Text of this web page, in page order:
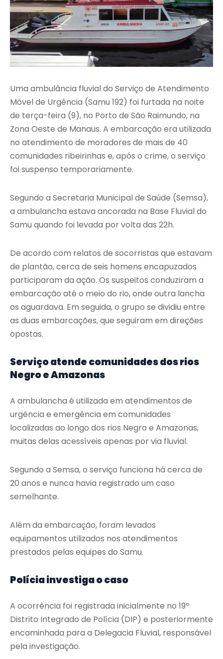
Uma ambulância fluvial do Serviço de Atendimento
Móvel de Urgência (Samu 192) foi furtada na noite
de terça-feira (9), no Porto de São Raimundo, na
Zona Oeste de Manaus. A embarcação era utilizada
no atendimento de moradores de mais de 40
comunidades ribeirinhas e, após o crime, o serviço
foi suspenso temporariamente.
Segundo a Secretaria Municipal de Saúde (Semsa),
a ambulancha estava ancorada na Base Fluvial do
Samu quando foi levada por volta das 22h.
De acordo com relatos de socorristas que estavam
de plantão, cerca de seis homens encapuzados
participaram da ação. Os suspeitos conduziram a
embarcação até o meio do rio, onde outra lancha
os aguardava. Em seguida, o grupo se dividiu entre
as duas embarcações, que seguiram em direções
opostas.
Serviço atende comunidades dos rios
Negro e Amazonas
A ambulancha é utilizada em atendimentos de
urgência e emergência em comunidades
localizadas ao longo dos rios Negro e Amazonas,
muitas delas acessíveis apenas por via fluvial.
Segundo a Semsa, o serviço funciona há cerca de
20 anos e nunca havia registrado um caso
semelhante.
Além da embarcação, foram levados
equipamentos utilizados nos atendimentos
prestados pelas equipes do Samu.
Polícia investiga o caso
A ocorrência foi registrada inicialmente no 19º
Distrito Integrado de Polícia (DIP) e posteriormente
encaminhada para a Delegacia Fluvial, responsável
pela investigação.